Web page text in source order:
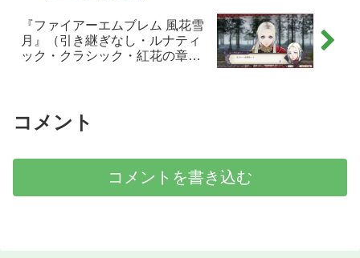
メモ
『ファイアーエムブレム 風花雪
月』（引き継ぎなし・ルナティ
ック・クラシック・紅花の章）
コメント
コメントを書き込む